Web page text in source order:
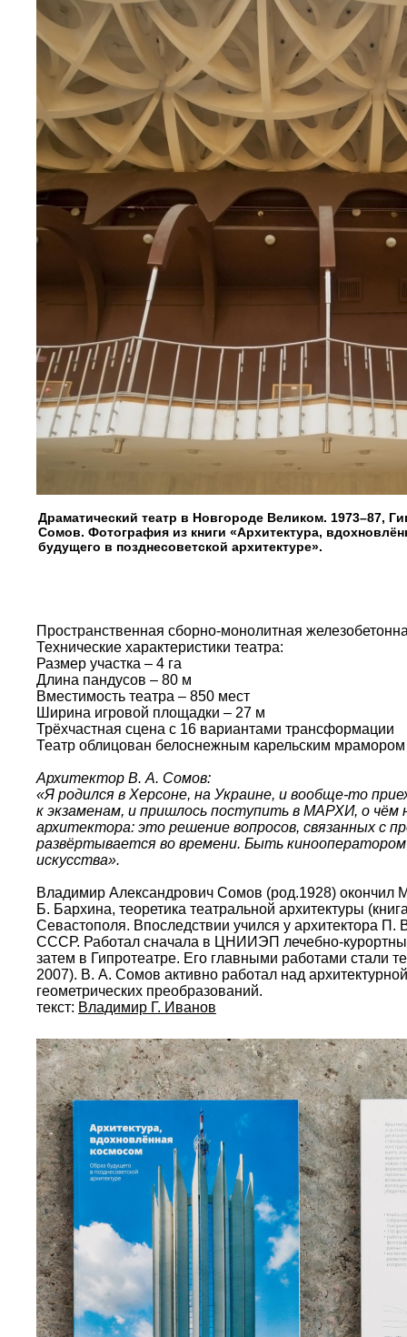
Драматический театр в Новгороде Великом. 1973–87,
Сомов. Фотография из книги «Архитектура,
будущего в позднесоветской архитектуре».
Пространственная сборно-монолитная
Технические характеристики театра:
Размер участка – 4 га
Длина пандусов – 80 м
Вместимость театра – 850 мест
Ширина игровой площадки – 27 м
Трёхчастная сцена с 16 вариантами трансформации
Театр облицован белоснежным карельским мрамором
Архитектор В. А. Сомов:
«Я родился в Херсоне, на Украине, и вообще-то
к экзаменам, и пришлось поступить в МАРХИ, о чём
архитектора: это решение вопросов, связанных с
развёртывается во времени. Быть
искусства».
Владимир Александрович Сомов (род.1928) окончил
Б. Бархина, теоретика театральной архитектуры
Севастополя. Впоследствии учился у архитектора П.
СССР. Работал сначала в ЦНИИЭП лечебно-
затем в Гипротеатре. Его главными работами стали
2007). В. А. Сомов активно работал над
геометрических преобразований.
текст: Владимир Г. Иванов